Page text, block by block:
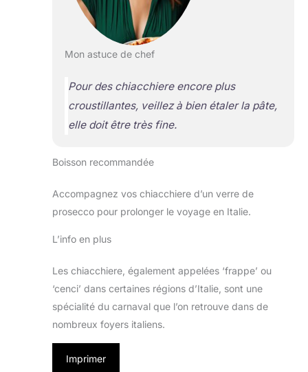
Mon astuce de chef
Pour des chiacchiere encore plus
croustillantes, veillez à bien étaler la pâte,
elle doit être très fine.
Boisson recommandée
Accompagnez vos chiacchiere d’un verre de
prosecco pour prolonger le voyage en Italie.
L’info en plus
Les chiacchiere, également appelées ‘frappe’ ou
‘cenci’ dans certaines régions d’Italie, sont une
spécialité du carnaval que l’on retrouve dans de
nombreux foyers italiens.
Imprimer